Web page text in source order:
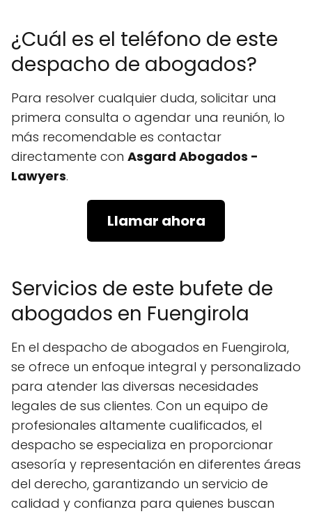
¿Cuál es el teléfono de este
despacho de abogados?
Para resolver cualquier duda, solicitar una
primera consulta o agendar una reunión, lo
más recomendable es contactar
directamente con Asgard Abogados -
Lawyers.
Llamar ahora
Servicios de este bufete de
abogados en Fuengirola
En el despacho de abogados en Fuengirola,
se ofrece un enfoque integral y personalizado
para atender las diversas necesidades
legales de sus clientes. Con un equipo de
profesionales altamente cualificados, el
despacho se especializa en proporcionar
asesoría y representación en diferentes áreas
del derecho, garantizando un servicio de
calidad y confianza para quienes buscan